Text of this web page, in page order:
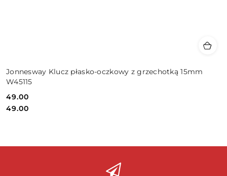
Jonnesway Klucz płasko-oczkowy z grzechotką 15mm
W45115
Cena:
49.00
Cena:
49.00